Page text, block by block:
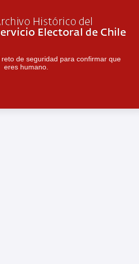
de seguridad para confirmar que
eres humano.